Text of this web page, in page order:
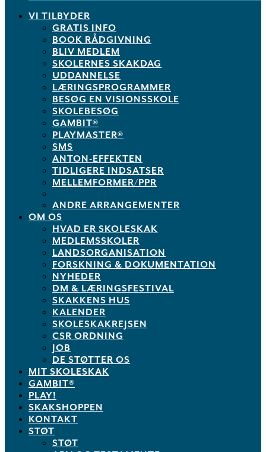
VI TILBYDER
GRATIS INFO
BOOK RÅDGIVNING
BLIV MEDLEM
SKOLERNES SKAKDAG
UDDANNELSE
LÆRINGSPROGRAMMER
BESØG EN VISIONSSKOLE
SKOLEBESØG
GAMBIT®
PLAYMASTER®
SMS
ANTON-EFFEKTEN
TIDLIGERE INDSATSER
MELLEMFORMER/PPR
ANDRE ARRANGEMENTER
OM OS
HVAD ER SKOLESKAK
MEDLEMSSKOLER
LANDSORGANISATION
FORSKNING & DOKUMENTATION
NYHEDER
DM & LÆRINGSFESTIVAL
SKAKKENS HUS
KALENDER
SKOLESKAKREJSEN
CSR ORDNING
JOB
DE STØTTER OS
MIT SKOLESKAK
GAMBIT®
PLAY!
SKAKSHOPPEN
KONTAKT
STØT
STØT